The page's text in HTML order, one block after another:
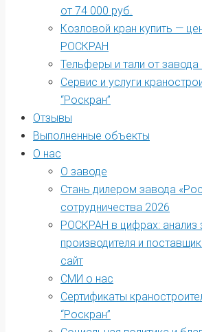
от 74 000 руб.
Козловой кран купить —
РОСКРАН
Тельферы и тали от завода
Сервис и услуги
“Роскран”
Отзывы
Выполненные объекты
О нас
О заводе
Стань дилером завода
сотрудничества 2026
РОСКРАН в цифрах: анализ
производителя и
сайт
СМИ о нас
Сертификаты
“Роскран”